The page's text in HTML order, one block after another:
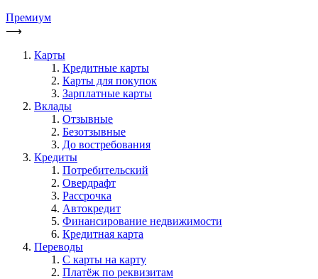
Премиум
⟶
Карты
Кредитные карты
Карты для покупок
Зарплатные карты
Вклады
Отзывные
Безотзывные
До востребования
Кредиты
Потребительский
Овердрафт
Рассрочка
Автокредит
Финансирование недвижимости
Кредитная карта
Переводы
С карты на карту
Платёж по реквизитам